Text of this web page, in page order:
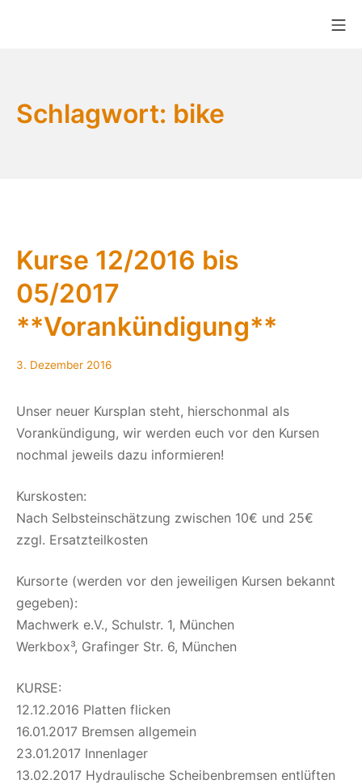
Bikekitchen München e.V.
Schlagwort: bike
Kurse 12/2016 bis
05/2017
**Vorankündigung**
3. Dezember 2016
Unser neuer Kursplan steht, hierschonmal als
Vorankündigung, wir werden euch vor den Kursen
nochmal jeweils dazu informieren!
Kurskosten:
Nach Selbsteinschätzung zwischen 10€ und 25€
zzgl. Ersatzteilkosten
Kursorte (werden vor den jeweiligen Kursen bekannt
gegeben):
Machwerk e.V., Schulstr. 1, München
Werkbox³, Grafinger Str. 6, München
KURSE:
12.12.2016 Platten flicken
16.01.2017 Bremsen allgemein
23.01.2017 Innenlager
13.02.2017 Hydraulische Scheibenbremsen entlüften